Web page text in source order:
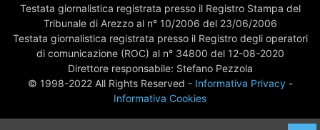
Testata giornalistica registrata presso il Registro Stampa del
Tribunale di Arezzo al n° 10/2006 del 23/06/2006
Testata giornalistica registrata presso il Registro degli operatori
di comunicazione (ROC) al n° 34800 del 12-08-2020
Direttore responsabile: Stefano Pezzola
© 1998-2022 All Rights Reserved - Informativa Privacy-
Informativa Cookies